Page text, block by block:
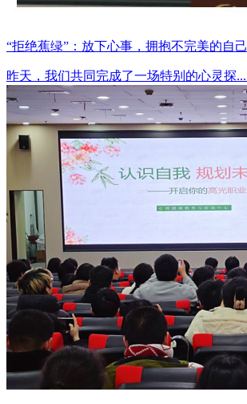
“拒绝蕉绿”：放下心事，拥抱不完美的自己
昨天，我们共同完成了一场特别的心灵探...